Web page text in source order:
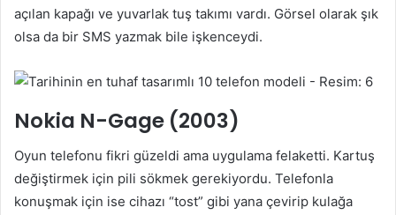
açılan kapağı ve yuvarlak tuş takımı vardı. Görsel olarak şık
olsa da bir SMS yazmak bile işkenceydi.
Nokia N-Gage (2003)
Oyun telefonu fikri güzeldi ama uygulama felaketti. Kartuş
değiştirmek için pili sökmek gerekiyordu. Telefonla
konuşmak için ise cihazı “tost” gibi yana çevirip kulağa